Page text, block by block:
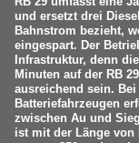
und ersetzt drei
Bahnstrom bezieht,
eingespart. Der
Infrastruktur, denn
Minuten auf der RB
ausreichend sein. Bei
Batteriefahrzeugen
zwischen Au und
ist mit der Länge von